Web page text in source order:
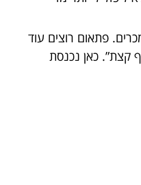
פתאום רוצים עוד
קצת”. כאן נכנסת